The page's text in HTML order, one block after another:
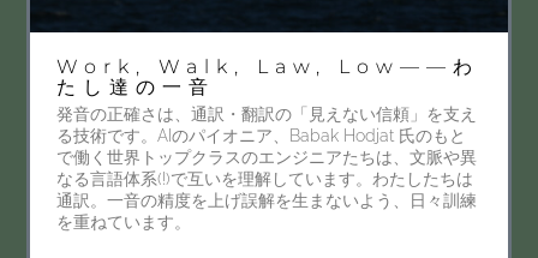
Work, Walk, Law, Low——わ
たし達の一音
発音の正確さは、通訳・翻訳の「見えない信頼」を支え
る技術です。AIのパイオニア、Babak Hodjat 氏のもと
で働く世界トップクラスのエンジニアたちは、文脈や異
なる言語体系(!)で互いを理解しています。わたしたちは
通訳。一音の精度を上げ誤解を生まないよう、日々訓練
を重ねています。